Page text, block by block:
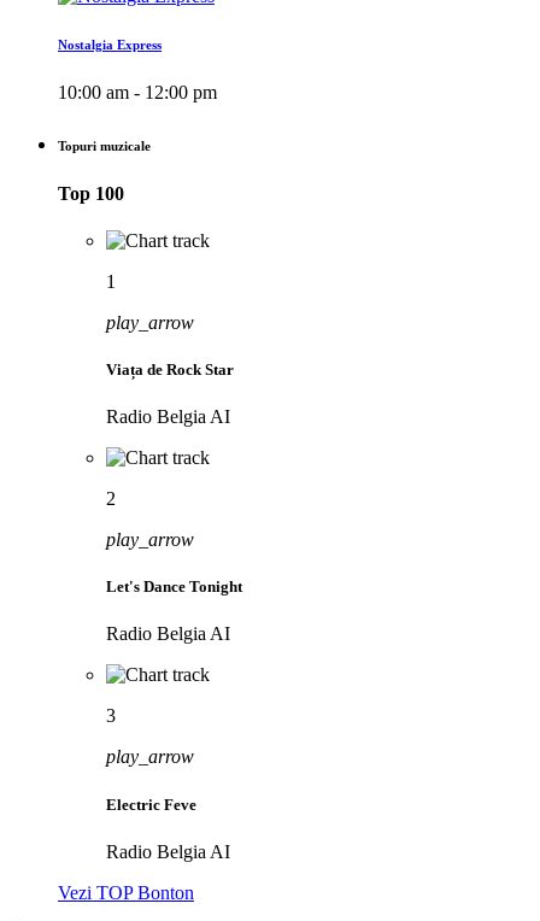
Nostalgia Express
10:00 am - 12:00 pm
Topuri muzicale
Top 100
1
play_arrow
Viața de Rock Star
Radio Belgia AI
2
play_arrow
Let's Dance Tonight
Radio Belgia AI
3
play_arrow
Electric Feve
Radio Belgia AI
Vezi TOP Bonton